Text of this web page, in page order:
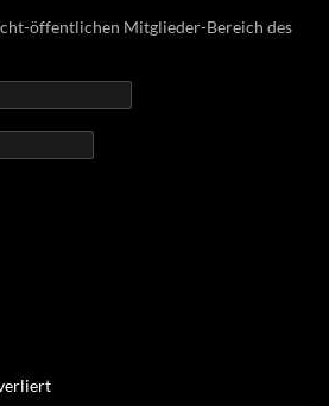
öffentlichen Mitglieder-Bereich des